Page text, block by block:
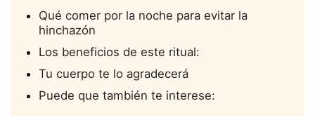
Qué comer por la noche para evitar la
hinchazón
Los beneficios de este ritual:
Tu cuerpo te lo agradecerá
Puede que también te interese: